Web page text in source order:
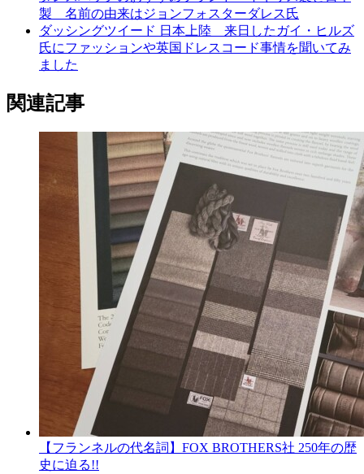
製 名前の由来はジョンフォスターダレス氏
ダッシングツイード 日本上陸 来日したガイ・ヒルズ
氏にファッションや英国ドレスコード事情を聞いてみ
ました
関連記事
【フランネルの代名詞】FOX BROTHERS社 250年の歴
史に迫る!!